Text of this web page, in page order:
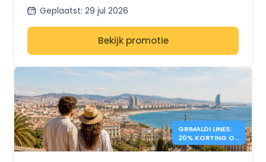
Geplaatst: 29 jul 2026
Bekijk promotie
GRIMALDI LINES:
20% KORTING OP
MIDDELLANDSE